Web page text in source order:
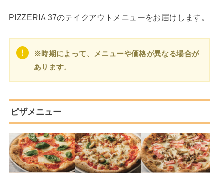
PIZZERIA 37のテイクアウトメニューをお届けします。
※時期によって、メニューや価格が異なる場合が
あります。
ピザメニュー